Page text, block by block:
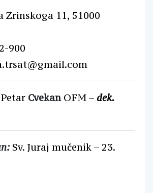
Zrinskoga 11, 51000
900
Cvekan OFM – dek.
Sv. Juraj mučenik – 23.